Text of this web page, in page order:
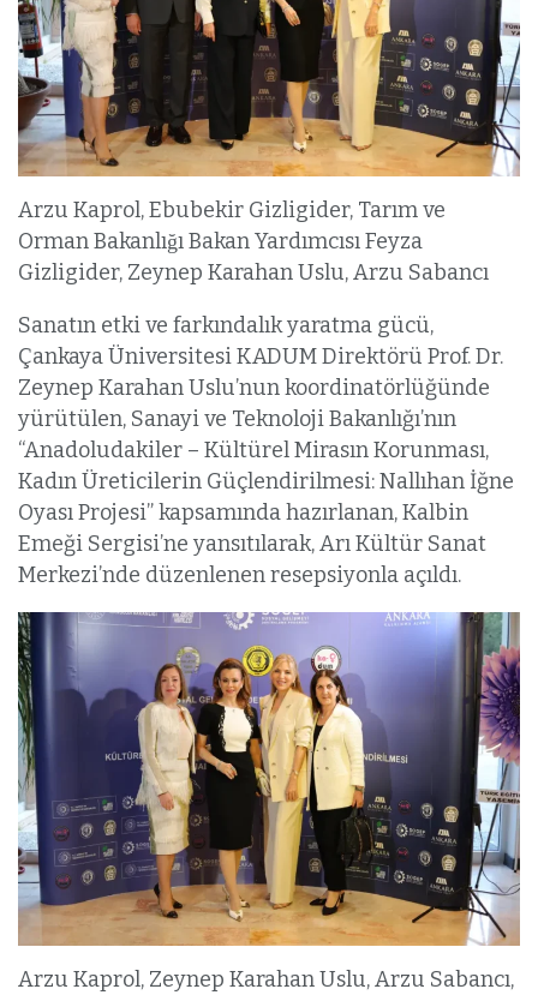
Arzu Kaprol, Ebubekir Gizligider, Tarım ve
Orman Bakanlığı Bakan Yardımcısı Feyza
Gizligider, Zeynep Karahan Uslu, Arzu Sabancı
Sanatın etki ve farkındalık yaratma gücü,
Çankaya Üniversitesi KADUM Direktörü Prof. Dr.
Zeynep Karahan Uslu’nun koordinatörlüğünde
yürütülen, Sanayi ve Teknoloji Bakanlığı’nın
“Anadoludakiler – Kültürel Mirasın Korunması,
Kadın Üreticilerin Güçlendirilmesi: Nallıhan İğne
Oyası Projesi” kapsamında hazırlanan, Kalbin
Emeği Sergisi’ne yansıtılarak, Arı Kültür Sanat
Merkezi’nde düzenlenen resepsiyonla açıldı.
Arzu Kaprol, Zeynep Karahan Uslu, Arzu Sabancı,